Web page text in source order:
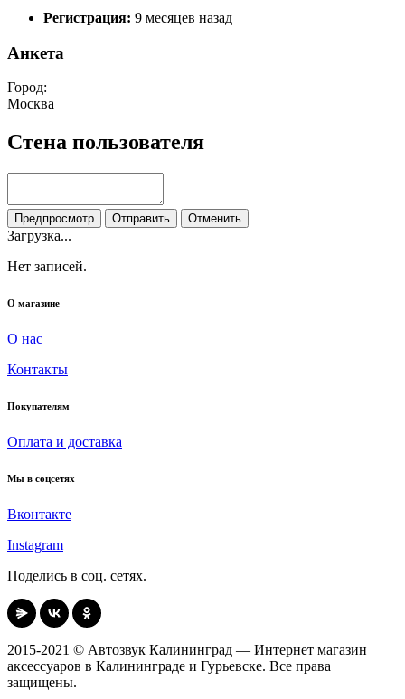
Регистрация: 9 месяцев назад
Анкета
Город:
Москва
Стена пользователя
Предпросмотр Отправить Отменить
Загрузка...
Нет записей.
О магазине
О нас
Контакты
Покупателям
Оплата и доставка
Мы в соцсетях
Вконтакте
Instagram
Поделись в соц. сетях.
2015-2021 © Автозвук Калининград — Интернет магазин
аксессуаров в Калининграде и Гурьевске. Все права
защищены.